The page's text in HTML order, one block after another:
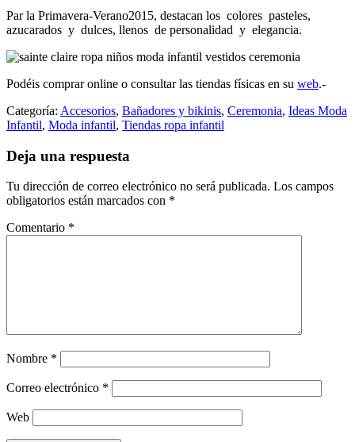
Par la Primavera-Verano2015, destacan los colores pasteles,
azucarados y dulces, llenos de personalidad y elegancia.
Podéis comprar online o consultar las tiendas físicas en su web.-
Categoría: Accesorios, Bañadores y bikinis, Ceremonia, Ideas Moda
Infantil, Moda infantil, Tiendas ropa infantil
Deja una respuesta
Tu dirección de correo electrónico no será publicada. Los campos
obligatorios están marcados con *
Comentario *
Nombre *
Correo electrónico *
Web